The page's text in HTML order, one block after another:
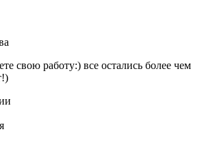
свою работу:) все остались более чем